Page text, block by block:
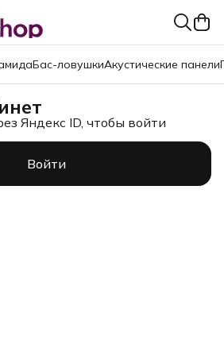
Бас-ловушкиАкустические панели
Яндекс ID, чтобы войти
Войти